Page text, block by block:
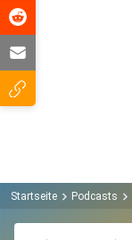
Startseite Podcasts